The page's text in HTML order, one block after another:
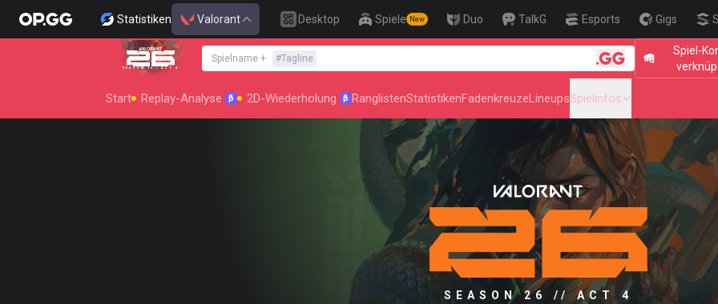
Statistiken Valorant Desktop Spiele New Duo TalkG Esports Gigs
SEASON 26 : ACT 4
Spielname + #Tagline
Spiel-
🎯 Level
Start Replay-Analyse β 2D-Wiederholung β RanglistenStatistikenFadenkreuzeLineupsSpielinfos
SEASON 26 // ACT 4